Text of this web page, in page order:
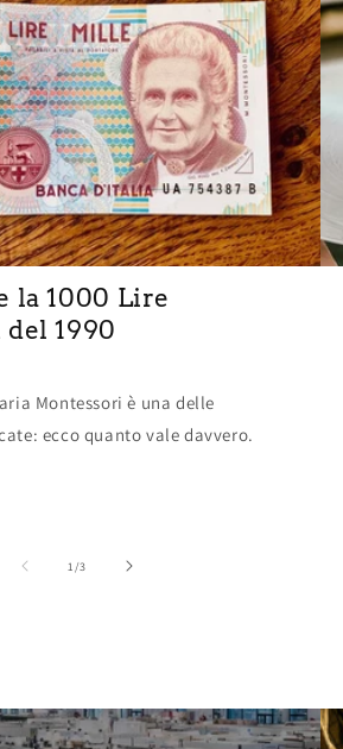
la 1000 Lire
1990
Montessori è una delle
ecco quanto vale davvero.
1/su
3